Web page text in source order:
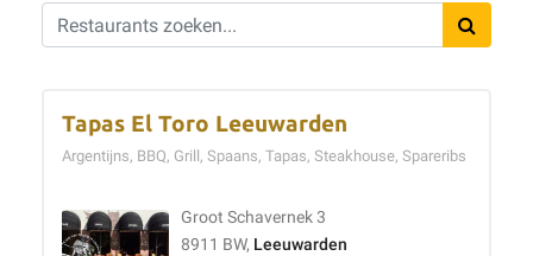
Tapas El Toro Leeuwarden
Argentijns, BBQ, Grill, Spaans, Tapas, Steakhouse, Spareribs
Groot Schavernek 3
8911 BW, Leeuwarden